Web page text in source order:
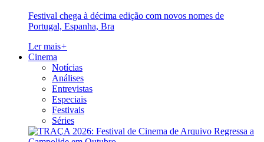
Festival chega à décima edição com novos nomes de
Portugal, Espanha, Bra
Ler mais+
Cinema
Notícias
Análises
Entrevistas
Especiais
Festivais
Séries